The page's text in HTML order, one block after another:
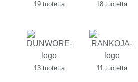
19 tuotetta 18 tuotetta
13 tuotetta 11 tuotetta